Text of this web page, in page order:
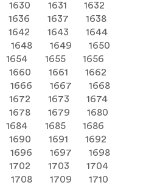
1630 1631
1632
1636 1637
1638
1642 1643
1644
1648 1649
1650
1654 1655
1656
1660 1661
1662
1666 1667
1668
1672 1673
1674
1678 1679
1680
1684 1685
1686
1690 1691
1692
1696 1697
1698
1702 1703
1704
1708 1709
1710